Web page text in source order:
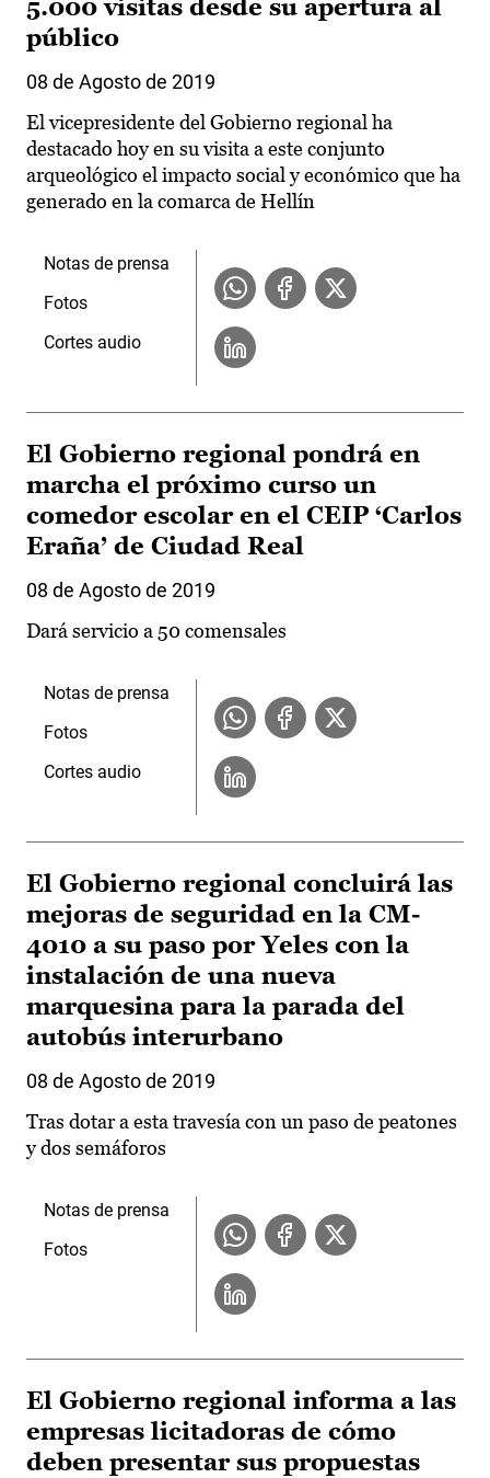
5.000 visitas desde su apertura al
público
08 de Agosto de 2019
El vicepresidente del Gobierno regional ha
destacado hoy en su visita a este conjunto
arqueológico el impacto social y económico que ha
generado en la comarca de Hellín
Notas de prensa
Fotos
Cortes audio
El Gobierno regional pondrá en
marcha el próximo curso un
comedor escolar en el CEIP ‘Carlos
Eraña’ de Ciudad Real
08 de Agosto de 2019
Dará servicio a 50 comensales
Notas de prensa
Fotos
Cortes audio
El Gobierno regional concluirá las
mejoras de seguridad en la CM-
4010 a su paso por Yeles con la
instalación de una nueva
marquesina para la parada del
autobús interurbano
08 de Agosto de 2019
Tras dotar a esta travesía con un paso de peatones
y dos semáforos
Notas de prensa
Fotos
El Gobierno regional informa a las
empresas licitadoras de cómo
deben presentar sus propuestas